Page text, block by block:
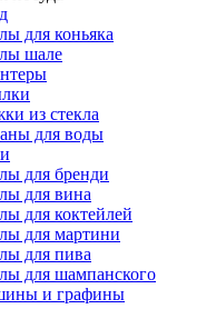
для коньяка
шале
из стекла
для воды
для бренди
для вина
для коктейлей
для мартини
для пива
для шампанского
и графины